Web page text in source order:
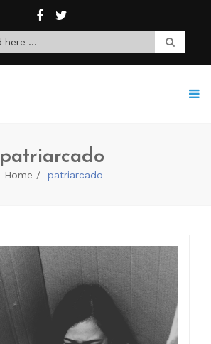
patriarcado
Home patriarcado